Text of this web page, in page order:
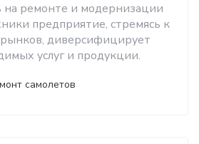
на ремонте и модернизации
предприятие, стремясь к
диверсифицирует
услуг и продукции.
самолетов